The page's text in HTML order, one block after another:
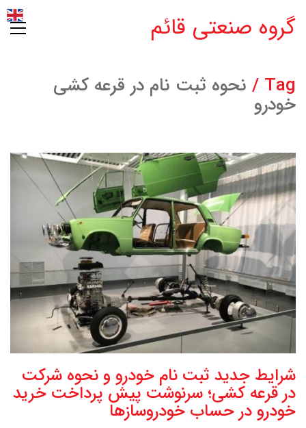
گروه صنعتی قائم
Tag / نحوه ثبت نام در قرعه کشی
خودرو
شرایط جدید ثبت نام خودرو و نحوه شرکت
در قرعه کشی؛ سرنوشت پیش پرداخت خرید
خودرو در حساب خودروساز‌ها